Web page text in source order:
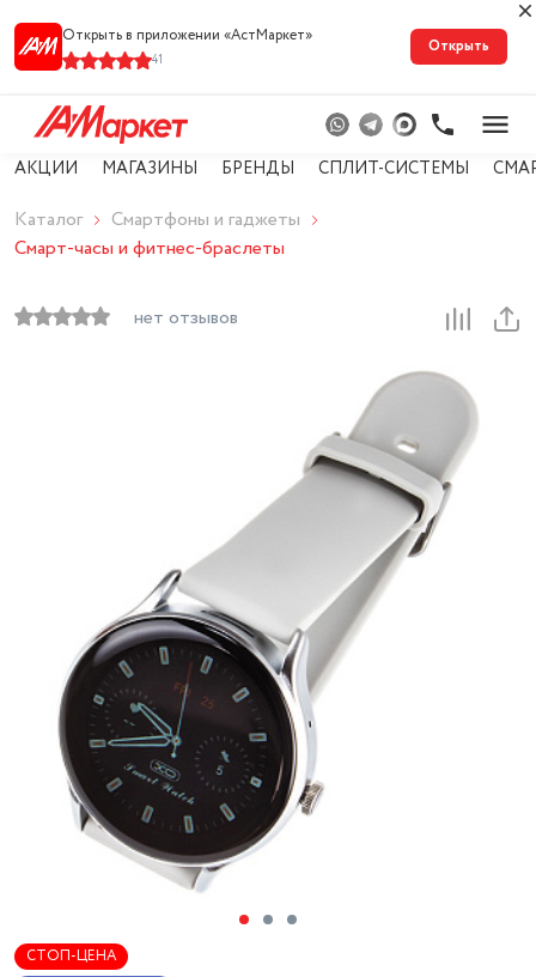
Открыть в приложении «АстМарке‪т‬»
41
Открыть
АКЦИИ МАГАЗИНЫ БРЕНДЫ СПЛИТ-СИСТЕМЫ
Каталог
Смартфоны и гаджеты
Смарт-часы и фитнес-браслеты
нет отзывов
СТОП-ЦЕНА